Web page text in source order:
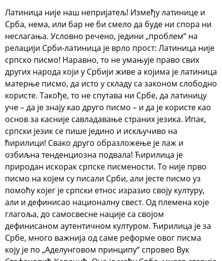
Латиница није наш непријатељ! Између латинице и
Срба, нема, или бар не би смело да буде ни спора ни
неслагања. Условно речено, једини „проблем“ на
релацији Срби-латиница је врло прост: Латиница није
српско писмо! Наравно, то не умањује право свих
других народа који у Србији живе а којима је латиница
матерње писмо, да исто у складу са законом слободно
користе. Такође, то не спутава ни Србе, да латиницу
уче – да је знају као друго писмо – и да је користе као
основ за касније савладавање страних језика. Ипак,
српски језик се пише једино и искључиво на
ћирилици! Свако друго образложење је лаж и
озбиљна тенденциозна подвала! Ћирилица је
природан искорак српске писмености. То није прво
писмо на којем су писали Срби, али јесте писмо уз
помоћу којег је српски етнос изразио своју културу,
али и дефинисао националну свест. Од племена које
глагоља, до самосвесне нације са својом
дефинисаном аутентичном културом. Ћирилица је за
Србе, много важнија од саме реформе овог писма
коју је по „Аделунговом принципу“ спровео Вук